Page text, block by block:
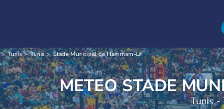
Tunis Tunis Stade Municipal de Hammam-Lif
METEO
Tunis -